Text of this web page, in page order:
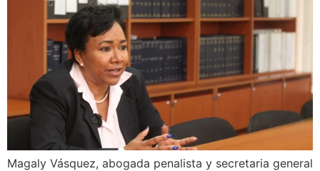
Magaly Vásquez, abogada penalista y secretaria general